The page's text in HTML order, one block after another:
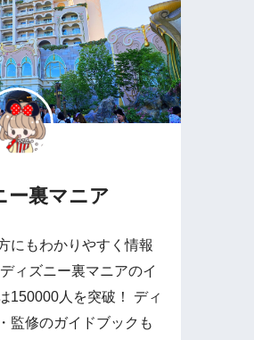
ー裏マニア
にもわかりやすく情報
ィズニー裏マニアのイ
150000人を突破！ ディ
監修のガイドブックも